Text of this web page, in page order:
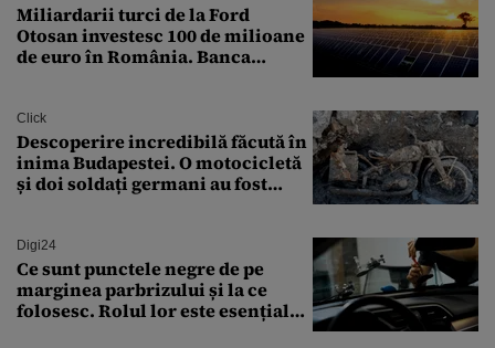
Miliardarii turci de la Ford
Otosan investesc 100 de milioane
de euro în România. Banca
Click
Descoperire incredibilă făcută în
inima Budapestei. O motocicletă
și doi soldați germani au fost
Digi24
Ce sunt punctele negre de pe
marginea parbrizului și la ce
folosesc. Rolul lor este esențial